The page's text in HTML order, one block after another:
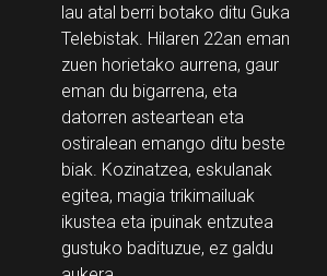
lau atal berri botako ditu Guka
Telebistak. Hilaren 22an eman
zuen horietako aurrena, gaur
eman du bigarrena, eta
datorren asteartean eta
ostiralean emango ditu beste
biak. Kozinatzea, eskulanak
egitea, magia trikimailuak
ikustea eta ipuinak entzutea
gustuko badituzue, ez galdu